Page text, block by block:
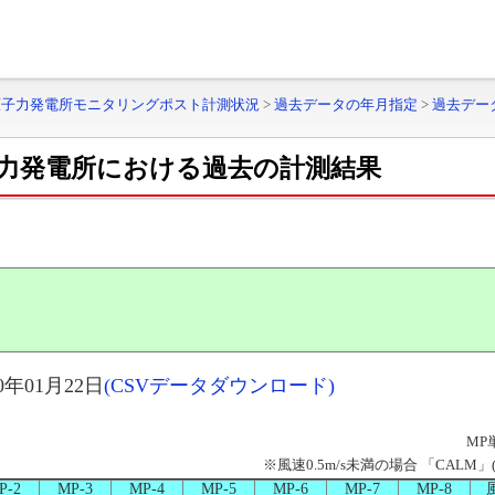
力発電所モニタリングポスト計測状況 > 過去データの年月指定 > 過去デー
発電所における過去の計測結果
01月22日 (CSVデータダウンロード)
MP
※風速0.5m/s未満の場合 「CALM
2
MP-3 MP-4 MP-5 MP-6 MP-7 MP-8